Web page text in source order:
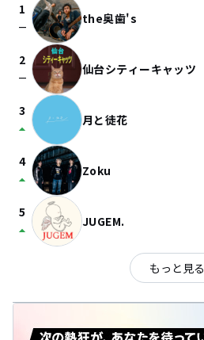
1
check_indeterminate_small the奥歯's
2
check_indeterminate_small 仙台シティーキャッツ
3
arrow_drop_up 月と徒花
4
arrow_drop_up Zoku
5
arrow_drop_up JUGEM.
もっと見る